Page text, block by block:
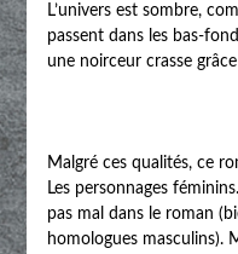
L’univers est sombre,
passent dans les bas-
une noirceur crasse
Malgré ces qualités, ce
Les personnages
pas mal dans le roman
homologues masculins).